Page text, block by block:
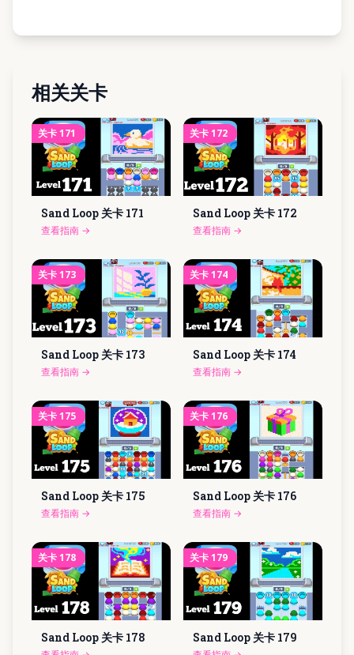
相关关卡
关卡171
Sand Loop 关卡 171
查看指南 →
关卡172
Sand Loop 关卡 172
查看指南 →
关卡173
Sand Loop 关卡 173
查看指南 →
关卡174
Sand Loop 关卡 174
查看指南 →
关卡175
Sand Loop 关卡 175
查看指南 →
关卡176
Sand Loop 关卡 176
查看指南 →
关卡178
Sand Loop 关卡 178
关卡179
Sand Loop 关卡 179